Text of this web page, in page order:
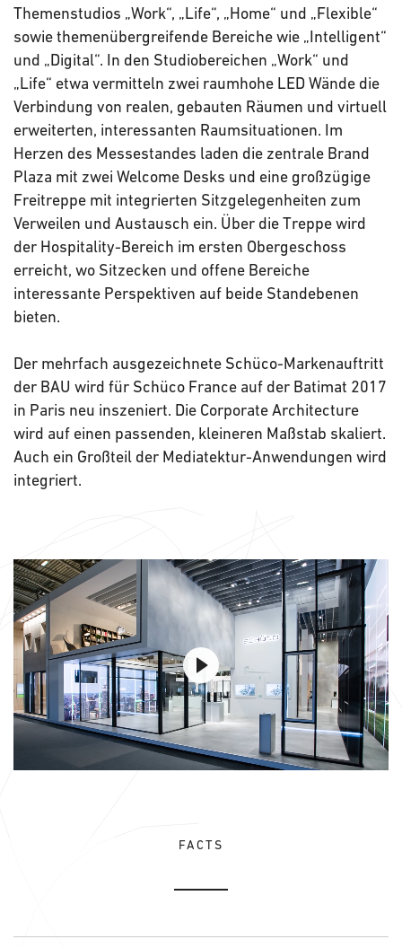
Themenstudios „Work“, „Life“, „Home“ und „Flexible“
sowie themenübergreifende Bereiche wie „Intelligent“
und „Digital“. In den Studiobereichen „Work“ und
„Life“ etwa vermitteln zwei raumhohe LED Wände die
Verbindung von realen, gebauten Räumen und virtuell
erweiterten, interessanten Raumsituationen. Im
Herzen des Messestandes laden die zentrale Brand
Plaza mit zwei Welcome Desks und eine großzügige
Freitreppe mit integrierten Sitzgelegenheiten zum
Verweilen und Austausch ein. Über die Treppe wird
der Hospitality-Bereich im ersten Obergeschoss
erreicht, wo Sitzecken und offene Bereiche
interessante Perspektiven auf beide Standebenen
bieten.
Der mehrfach ausgezeichnete Schüco-Markenauftritt
der BAU wird für Schüco France auf der Batimat 2017
in Paris neu inszeniert. Die Corporate Architecture
wird auf einen passenden, kleineren Maßstab skaliert.
Auch ein Großteil der Mediatektur-Anwendungen wird
integriert.
FACTS